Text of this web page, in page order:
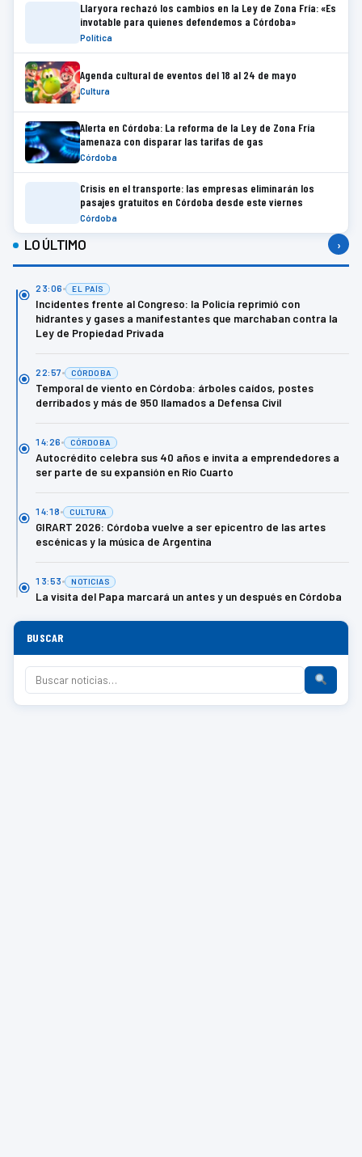
Llaryora rechazó los cambios en la Ley de Zona Fría: «Es
invotable para quienes defendemos a Córdoba»
Política
Agenda cultural de eventos del 18 al 24 de mayo
Cultura
Alerta en Córdoba: La reforma de la Ley de Zona Fría
amenaza con disparar las tarifas de gas
Córdoba
Crisis en el transporte: las empresas eliminarán los
pasajes gratuitos en Córdoba desde este viernes
Córdoba
LO ÚLTIMO ›
23:06 EL PAÍS
Incidentes frente al Congreso: la Policía reprimió con
hidrantes y gases a manifestantes que marchaban contra la
Ley de Propiedad Privada
22:57 CÓRDOBA
Temporal de viento en Córdoba: árboles caídos, postes
derribados y más de 950 llamados a Defensa Civil
14:26 CÓRDOBA
Autocrédito celebra sus 40 años e invita a emprendedores a
ser parte de su expansión en Río Cuarto
14:18 CULTURA
GIRART 2026: Córdoba vuelve a ser epicentro de las artes
escénicas y la música de Argentina
13:53 NOTICIAS
La visita del Papa marcará un antes y un después en Córdoba
BUSCAR